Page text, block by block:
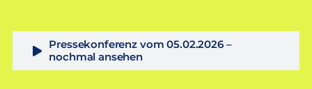
Pressekonferenz vom 05.02.2026 –
nochmal ansehen